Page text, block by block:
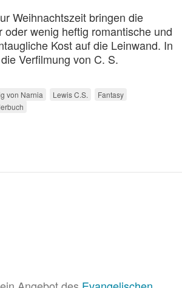
Weihnachtszeit bringen die
oder wenig heftig romantische und
Kost auf die Leinwand. In
Verfilmung von C. S.
von Narnia Lewis C.S.
Fantasy